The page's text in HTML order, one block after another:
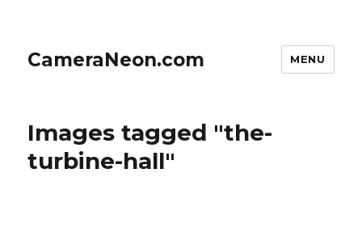
CameraNeon.com MENU
Images tagged "the-
turbine-hall"